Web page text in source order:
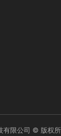
有限公司 © 版权所